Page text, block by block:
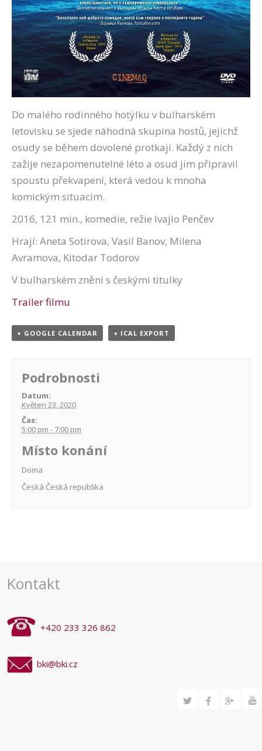
Do malého rodinného hotýlku v bulharském
letovisku se sjede náhodná skupina hostů, jejichž
osudy se během dovolené protkají. Každý z nich
zažije nezapomenutelné léto a osud jim připravil
spoustu překvapení, která vedou k mnoha
komickým situacím.
2016, 121 min., komedie, režie Ivajlo Penčev
Hrají: Aneta Sotirova, Vasil Banov, Milena
Avramova, Kitodar Todorov
V bulharském znění s českými titulky
Trailer filmu
+ GOOGLE CALENDAR + ICAL EXPORT
Podrobnosti
Datum:
Květen 23, 2020
Čas:
5:00 pm - 7:00 pm
Místo konání
Doma
Česká Česká republika
Kontakt
+420 233 326 862
bki@bki.cz